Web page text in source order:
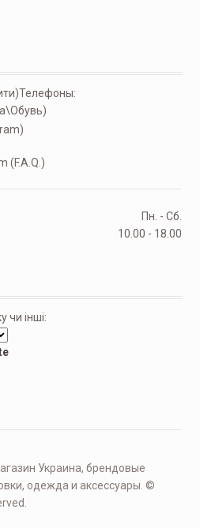
Телефоны:
(F.A.Q.)
Пн. - Сб.
10.00 - 18.00
чи інші:
Украина, брендовые
одежда и аксессуары. ©